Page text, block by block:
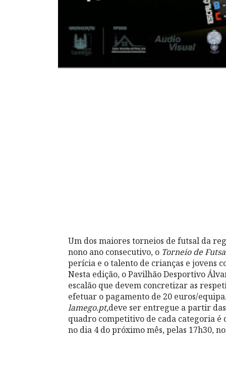
Um dos maiores torneios de futsal da
nono ano consecutivo, o Torneio de
perícia e o talento de crianças e jovens
Nesta edição, o Pavilhão Desportivo
escalão que devem concretizar as
efetuar o pagamento de 20 euros/
lamego.pt,deve ser entregue a partir
quadro competitivo de cada categoria
no dia 4 do próximo mês, pelas 17h30,